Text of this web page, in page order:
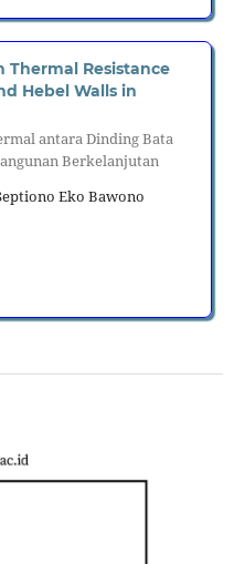
Thermal Resistance
Hebel Walls in
antara Dinding Bata
Berkelanjutan
Eko Bawono